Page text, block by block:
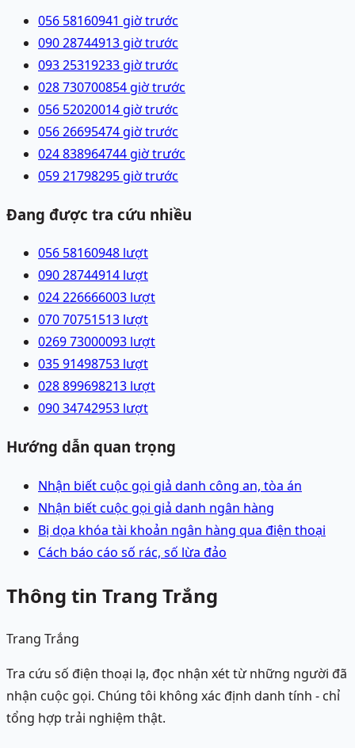
056 58160941 giờ trước
090 28744913 giờ trước
093 25319233 giờ trước
028 730700854 giờ trước
056 52020014 giờ trước
056 26695474 giờ trước
024 838964744 giờ trước
059 21798295 giờ trước
Đang được tra cứu nhiều
056 58160948 lượt
090 28744914 lượt
024 226666003 lượt
070 70751513 lượt
0269 73000093 lượt
035 91498753 lượt
028 899698213 lượt
090 34742953 lượt
Hướng dẫn quan trọng
Nhận biết cuộc gọi giả danh công an, tòa án
Nhận biết cuộc gọi giả danh ngân hàng
Bị dọa khóa tài khoản ngân hàng qua điện thoại
Cách báo cáo số rác, số lừa đảo
Thông tin Trang Trắng
Trang Trắng
Tra cứu số điện thoại lạ, đọc nhận xét từ những người đã
nhận cuộc gọi. Chúng tôi không xác định danh tính - chỉ
tổng hợp trải nghiệm thật.